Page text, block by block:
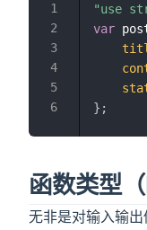
"use
var
} ;
函数类型
无非是对输入输出